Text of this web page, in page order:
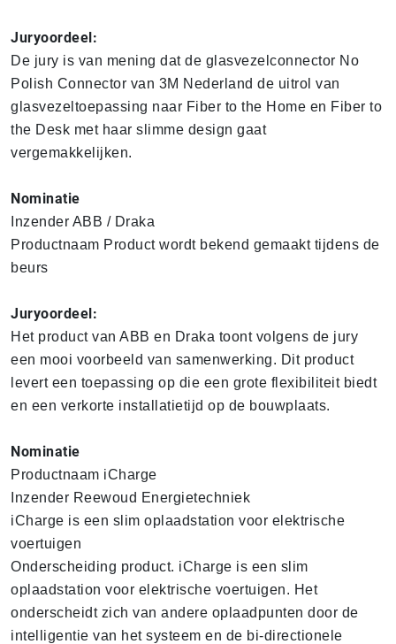
Juryoordeel:
De jury is van mening dat de glasvezelconnector No
Polish Connector van 3M Nederland de uitrol van
glasvezeltoepassing naar Fiber to the Home en Fiber to
the Desk met haar slimme design gaat
vergemakkelijken.
Nominatie
Inzender ABB / Draka
Productnaam Product wordt bekend gemaakt tijdens de
beurs
Juryoordeel:
Het product van ABB en Draka toont volgens de jury
een mooi voorbeeld van samenwerking. Dit product
levert een toepassing op die een grote flexibiliteit biedt
en een verkorte installatietijd op de bouwplaats.
Nominatie
Productnaam iCharge
Inzender Reewoud Energietechniek
iCharge is een slim oplaadstation voor elektrische
voertuigen
Onderscheiding product. iCharge is een slim
oplaadstation voor elektrische voertuigen. Het
onderscheidt zich van andere oplaadpunten door de
intelligentie van het systeem en de bi-directionele